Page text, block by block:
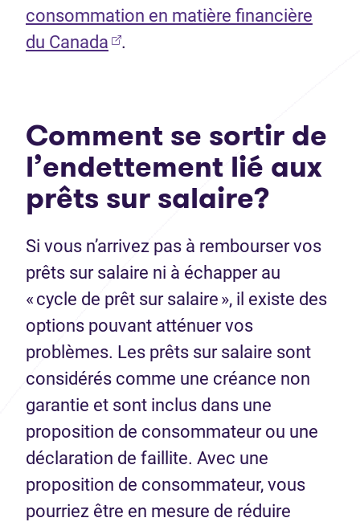
consommation en matière financière
du Canada (Ouvre dans un nouvel onglet)
.
Comment se sortir de
l’endettement lié aux
prêts sur salaire?
Si vous n’arrivez pas à rembourser vos
prêts sur salaire ni à échapper au
« cycle de prêt sur salaire », il existe des
options pouvant atténuer vos
problèmes. Les prêts sur salaire sont
considérés comme une créance non
garantie et sont inclus dans une
proposition de consommateur ou une
déclaration de faillite. Avec une
proposition de consommateur, vous
pourriez être en mesure de réduire